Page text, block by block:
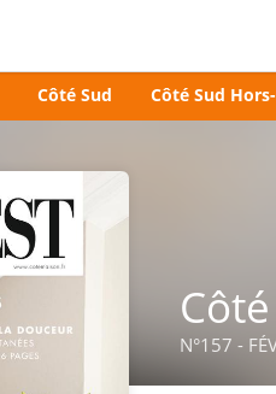
Côté Sud Côté Sud
N°157 -